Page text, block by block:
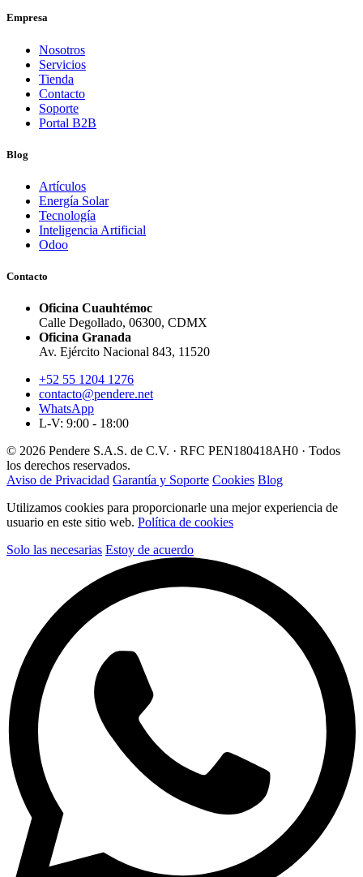
Empresa
Nosotros
Servicios
Tienda
Contacto
Soporte
Portal B2B
Blog
Artículos
Energía Solar
Tecnología
Inteligencia Artificial
Odoo
Contacto
Oficina Cuauhtémoc
Calle Degollado, 06300, CDMX
Oficina Granada
Av. Ejército Nacional 843, 11520
+52 55 1204 1276
contacto@pendere.net
WhatsApp
L-V: 9:00 - 18:00
© 2026 Pendere S.A.S. de C.V. · RFC PEN180418AH0 · Todos
los derechos reservados.
Aviso de Privacidad Garantía y Soporte Cookies Blog
Utilizamos cookies para proporcionarle una mejor experiencia de
usuario en este sitio web. Política de cookies
Solo las necesarias Estoy de acuerdo